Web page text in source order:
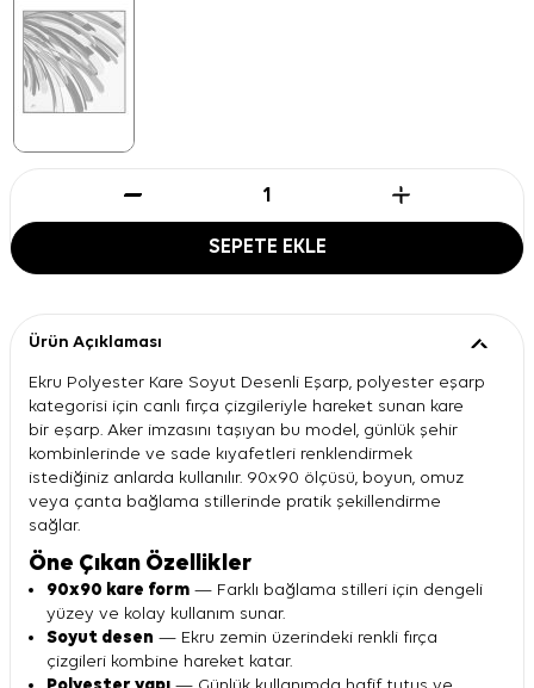
SEPETE EKLE
Ürün Açıklaması
Ekru Polyester Kare Soyut Desenli Eşarp, polyester eşarp
kategorisi için canlı fırça çizgileriyle hareket sunan kare
bir eşarp. Aker imzasını taşıyan bu model, günlük şehir
kombinlerinde ve sade kıyafetleri renklendirmek
istediğiniz anlarda kullanılır. 90x90 ölçüsü, boyun, omuz
veya çanta bağlama stillerinde pratik şekillendirme
sağlar.
Öne Çıkan Özellikler
90x90 kare form — Farklı bağlama stilleri için dengeli
yüzey ve kolay kullanım sunar.
Soyut desen — Ekru zemin üzerindeki renkli fırça
çizgileri kombine hareket katar.